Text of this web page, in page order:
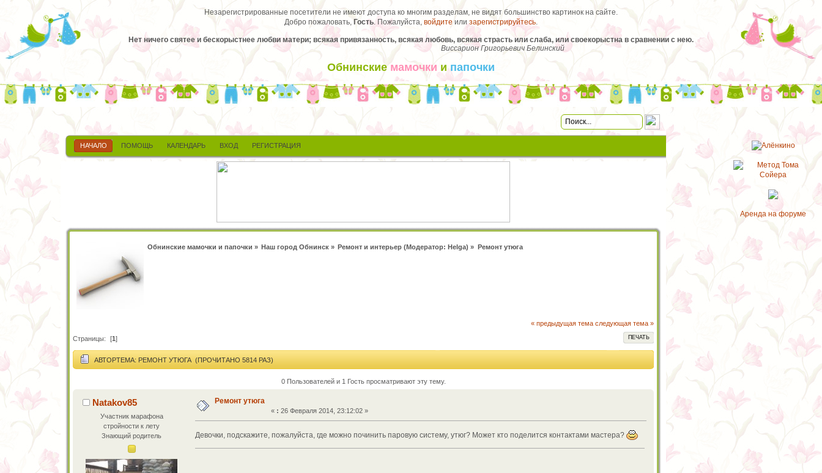
Незарегистрированные посетители не имеют доступа ко многим разделам, не видят большинство картинок на сайте.
Добро пожаловать, Гость. Пожалуйста, войдите илизарегистрируйтесь.
Нет ничего святее и бескорыстнее любви матери; всякая привязанность, всякая любовь, всякая страсть или слаба, или своекорыстна в сравнении с нею.
Виссарион Григорьевич Белинский
Обнинские мамочки ипапочки
НАЧАЛО ПОМОЩЬ КАЛЕНДАРЬ ВХОД РЕГИСТРАЦИЯ
Обнинские мамочки и папочки » Наш город Обнинск» Ремонт и интерьер (Модератор:Helga) » Ремонт утюга
« предыдущая тема следующая тема »
ПЕЧАТЬ
Страницы: [1]
АВТОРТЕМА: РЕМОНТ УТЮГА (ПРОЧИТАНО 5814 РАЗ)
0 Пользователей и 1 Гость просматривают эту тему.
Natakov85
Участник марафона
стройности к лету
Знающий родитель
Ремонт утюга
« : 26 Февраля 2014, 23:12:02 »
Девочки, подскажите, пожалуйста, где можно починить паровую систему, утюг? Может кто поделится контактами мастера?
Аренда на форуме